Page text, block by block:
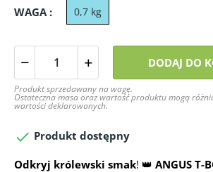
WAGA : 0,7 kg
DODAJ DO
Produkt sprzedawany na wagę.
Ostateczna masa oraz wartość produktu mogą
wartości deklarowanych.
 Produkt dostępny
Odkryj królewski smak! 👑 ANGUS T-